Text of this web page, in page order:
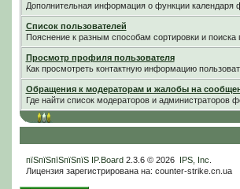
Дополнительная информация о функции календаря
Список пользователей
Пояснение к разным способам сортировки и
Просмотр профиля пользователя
Как просмотреть контактную информацию
Обращения к модераторам и жалобы на
Где найти список модераторов и администраторов
пїЅпїЅпїЅпїЅпїЅ IP.Board2.3.6 © 2026 IPS, Inc
Лицензия зарегистрирована на: counter-strike.cn.ua